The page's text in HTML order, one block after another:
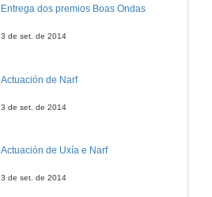
Entrega dos premios Boas Ondas
3 de set. de 2014
Actuación de Narf
3 de set. de 2014
Actuación de Uxía e Narf
3 de set. de 2014